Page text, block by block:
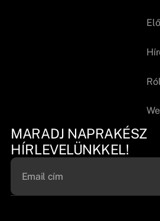
MARADJ NAPRAKÉSZ
HÍRLEVELÜNKKEL!